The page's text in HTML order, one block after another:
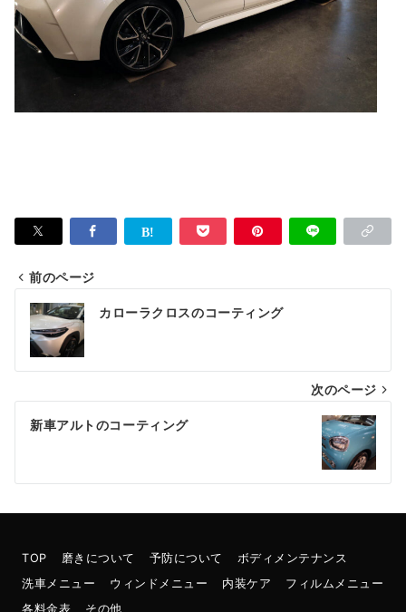
投
稿
ナ
ビ
ゲ
シ
ョ
ン
前のページ
カローラクロスのコーティング
次のページ
新車アルトのコーティング
TOP 磨きについて 予防について
ボディメンテナンス
洗車メニュー
ウィンドメニュー 内装ケア
フィルムメニュー
各料金表
その他